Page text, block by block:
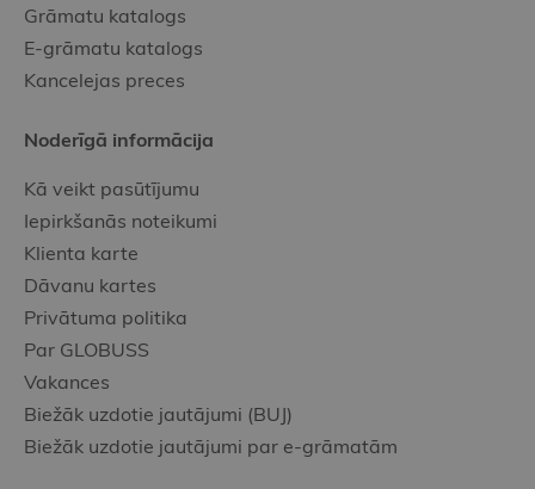
Grāmatu katalogs
E-grāmatu katalogs
Kancelejas preces
Noderīgā informācija
Kā veikt pasūtījumu
Iepirkšanās noteikumi
Klienta karte
Dāvanu kartes
Privātuma politika
Par GLOBUSS
Vakances
Biežāk uzdotie jautājumi (BUJ)
Biežāk uzdotie jautājumi par e-grāmatām